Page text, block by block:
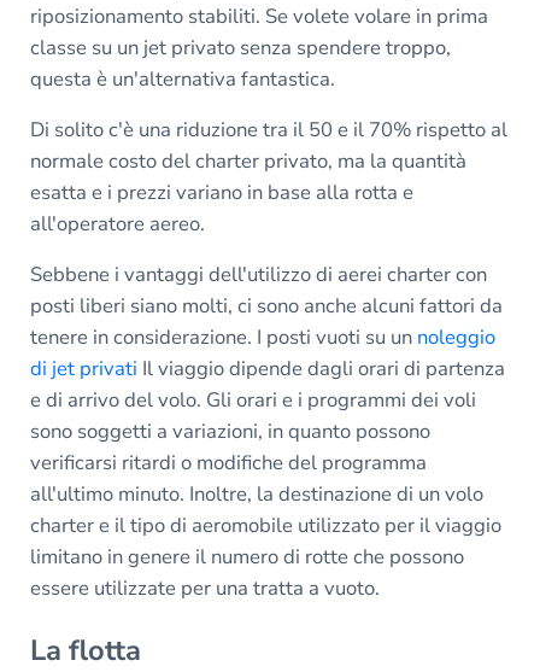
riposizionamento stabiliti. Se volete volare in prima
classe su un jet privato senza spendere troppo,
questa è un'alternativa fantastica.
Di solito c'è una riduzione tra il 50 e il 70% rispetto al
normale costo del charter privato, ma la quantità
esatta e i prezzi variano in base alla rotta e
all'operatore aereo.
Sebbene i vantaggi dell'utilizzo di aerei charter con
posti liberi siano molti, ci sono anche alcuni fattori da
tenere in considerazione. I posti vuoti su un noleggio
di jet privati Il viaggio dipende dagli orari di partenza
e di arrivo del volo. Gli orari e i programmi dei voli
sono soggetti a variazioni, in quanto possono
verificarsi ritardi o modifiche del programma
all'ultimo minuto. Inoltre, la destinazione di un volo
charter e il tipo di aeromobile utilizzato per il viaggio
limitano in genere il numero di rotte che possono
essere utilizzate per una tratta a vuoto.
La flotta